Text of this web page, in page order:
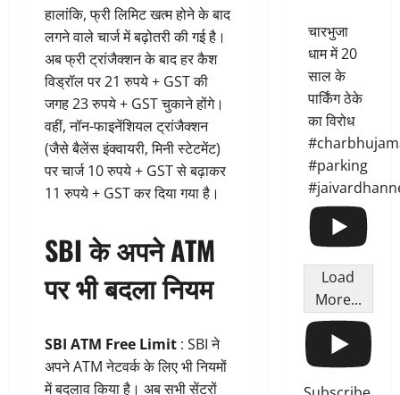
हालांकि, फ्री लिमिट खत्म होने के बाद
लगने वाले चार्ज में बढ़ोतरी की गई है।
अब फ्री ट्रांजैक्शन के बाद हर कैश
विड्रॉल पर 21 रुपये + GST की
जगह 23 रुपये + GST चुकाने होंगे।
वहीं, नॉन-फाइनेंशियल ट्रांजैक्शन
(जैसे बैलेंस इंक्वायरी, मिनी स्टेटमेंट)
पर चार्ज 10 रुपये + GST से बढ़ाकर
11 रुपये + GST कर दिया गया है।
SBI के अपने ATM
पर भी बदला नियम
SBI ATM Free Limit : SBI ने
अपने ATM नेटवर्क के लिए भी नियमों
में बदलाव किया है। अब सभी सेंटरों
चारभुजा
धाम में 20
साल के
पार्किंग ठेके
का विरोध
#parking
Load
More...